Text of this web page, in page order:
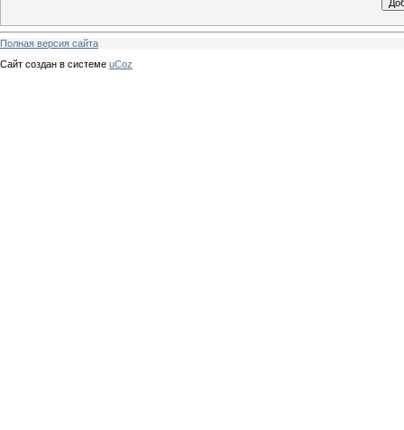
Полная версия сайта
Сайт создан в системе uCoz